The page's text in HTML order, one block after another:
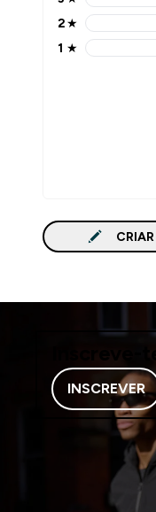
3 stars rating 0
2 stars rating 0
2★
1 stars rating 0
1 ★
INSCREVER